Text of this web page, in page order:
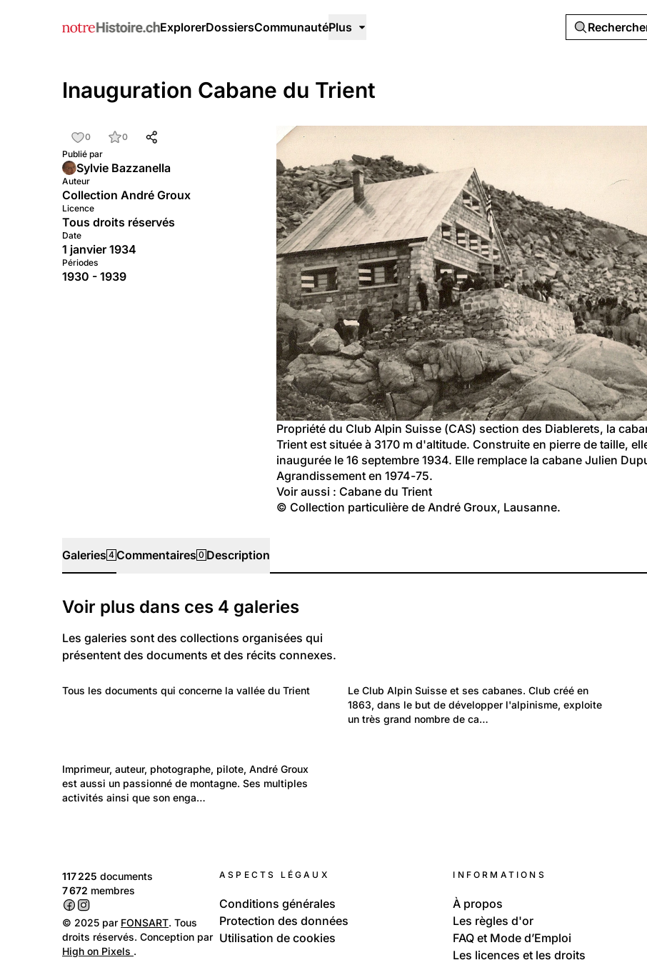
ExplorerDossiersCommunautéPlus
Inauguration Cabane du Trient
Propriété du Club Alpin Suisse (CAS) section des Diablerets, la
Trient est située à 3170 m d'altitude. Construite en pierre de taille,
inaugurée le 16 septembre 1934. Elle remplace la cabane Julien
Agrandissement en 1974-75.
Voir aussi : Cabane du Trient
© Collection particulière de André Groux, Lausanne.
0
0
Publié par
Sylvie Bazzanella
Auteur
Collection André Groux
Licence
Tous droits réservés
Date
1 janvier 1934
Périodes
1930 - 1939
Galeries 4 Commentaires 0 Description
Galeries
Voir plus dans ces 4 galeries
Les galeries sont des collections organisées qui
présentent des documents et des récits connexes.
Lieux: Valais
Tous les documents qui concerne la vallée du Trient Temps libre et culture: Loisirs
Le Club Alpin Suisse
Le Club Alpin Suisse et ses cabanes. Club créé en
1863, dans le but de développer l'alpinisme, exploite
un très grand nombre de ca…
Temps libre et culture: Vie quotidienne
© Collection particulière de André Groux
Imprimeur, auteur, photographe, pilote, André Groux
est aussi un passionné de montagne. Ses multiples
activités ainsi que son enga…
ASPECTS LÉGAUX
Conditions générales
Protection des données
Utilisation de cookies
INFORMATIONS
À propos
Les règles d'or
FAQ et Mode d’Emploi
Les licences et les droits
117 225 documents
7 672 membres
© 2025 par FONSART. Tous
droits réservés. Conception par
High on Pixels .